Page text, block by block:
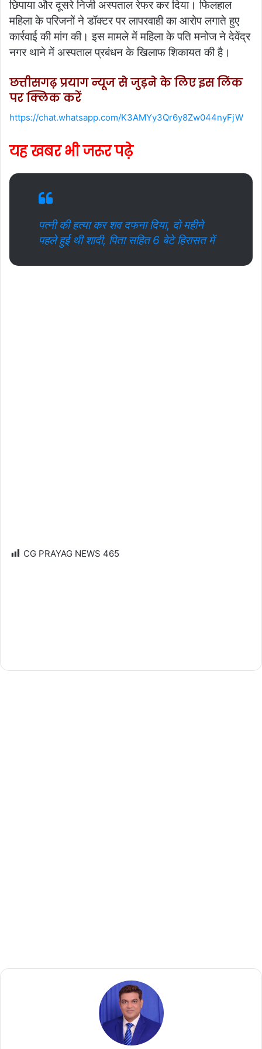
छिपाया और दूसरे निजी अस्पताल रेफर कर दिया। फिलहाल
महिला के परिजनों ने डॉक्टर पर लापरवाही का आरोप लगाते हुए
कार्रवाई की मांग की। इस मामले में महिला के पति मनोज ने देवेंद्र
नगर थाने में अस्पताल प्रबंधन के खिलाफ शिकायत की है।
छत्तीसगढ़ प्रयाग न्यूज से जुड़ने के लिए इस लिंक
पर क्लिक करें
https://chat.whatsapp.com/K3AMYy3Qr6y8Zw044nyFjW
यह खबर भी जरूर पढ़े
पत्नी की हत्या कर शव दफना दिया, दो महीने
पहले हुई थी शादी, पिता सहित 6 बेटे हिरासत में
CG PRAYAG NEWS 465